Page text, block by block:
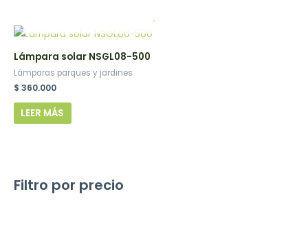
Filtro por precio
.
Lámpara solar NSGL08-500
Lámparas parques y jardines
$ 360.000
LEER MÁS